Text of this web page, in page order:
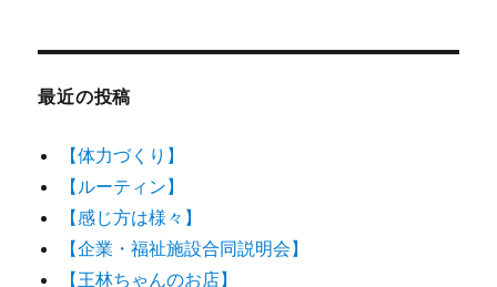
最近の投稿
【体力づくり】
【ルーティン】
【感じ方は様々】
【企業・福祉施設合同説明会】
【王林ちゃんのお店】